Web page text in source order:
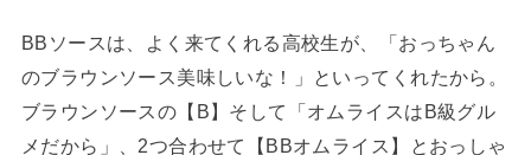
BBソースは、よく来てくれる高校生が、「おっちゃん
のブラウンソース美味しいな！」といってくれたから。
ブラウンソースの【B】そして「オムライスはB級グル
メだから」、2つ合わせて【BBオムライス】とおっしゃ